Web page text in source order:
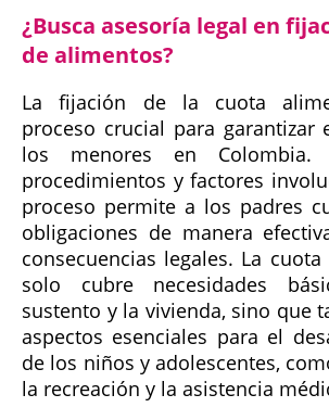
¿Busca asesoría legal en
de alimentos?
La fijación de la cuota
proceso crucial para garantizar
los menores en Colombia.
procedimientos y factores
proceso permite a los padres
obligaciones de manera
consecuencias legales. La
solo cubre necesidades
sustento y la vivienda, sino que
aspectos esenciales para el
de los niños y adolescentes,
la recreación y la asistencia